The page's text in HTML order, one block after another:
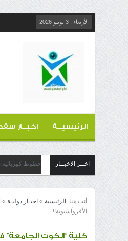
الأربعاء , 3 يونيو 2026
الرئيسيــة اخبــار
اخــر الاخبــار خطوط كهربائية
أنت هنا : الرئيسية » اخبـار دوليـة »
الأفروآسيوية!!..
كلية “الكوت الجامعة”